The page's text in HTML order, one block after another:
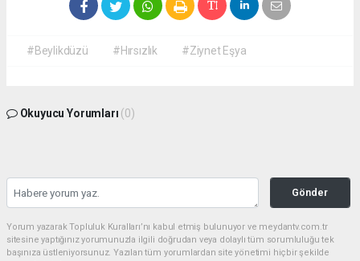
#Beylikdüzü #Hırsızlık #Ziynet Eşya
Okuyucu Yorumları (0)
Gönder
Yorum yazarak Topluluk Kuralları’nı kabul etmiş bulunuyor ve meydantv.com.tr
sitesine yaptığınız yorumunuzla ilgili doğrudan veya dolaylı tüm sorumluluğu tek
başınıza üstleniyorsunuz. Yazılan tüm yorumlardan site yönetimi hiçbir şekilde